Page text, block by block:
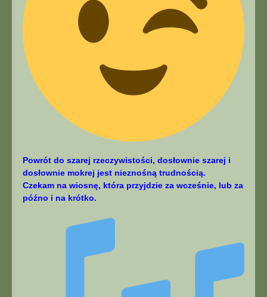
Powrót do szarej rzeczywistości, dosłownie szarej i
dosłownie mokrej jest nieznośną trudnością.
Czekam na wiosnę, która przyjdzie za wcześnie, lub za
późno i na krótko.